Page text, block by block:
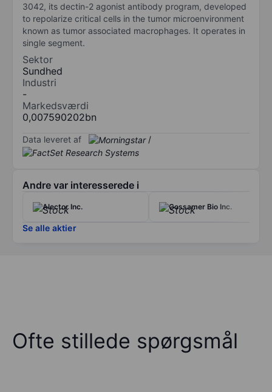
3042, its dectin-2 agonist antibody program, developed
to repolarize critical cells in the tumor microenvironment
known as tumor associated macrophages. It operates in
single segment.
Sektor
Sundhed
Industri
-
Markedsværdi
0,007590202bn
Data leveret af /
Andre var interesserede i
Alector Inc. Gossamer Bio Inc.
Se alle aktier
Ofte stillede spørgsmål